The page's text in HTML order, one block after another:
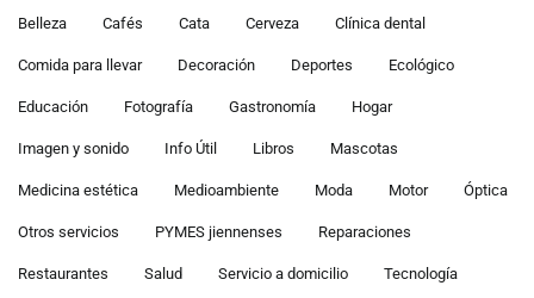
Belleza Cafés Cata Cerveza Clínica dental
Comida para llevar Decoración Deportes Ecológico
Educación Fotografía Gastronomía Hogar
Imagen y sonido Info Útil Libros Mascotas
Medicina estética Medioambiente Moda Motor Óptica
Otros servicios PYMES jiennenses Reparaciones
Restaurantes Salud Servicio a domicilio Tecnología